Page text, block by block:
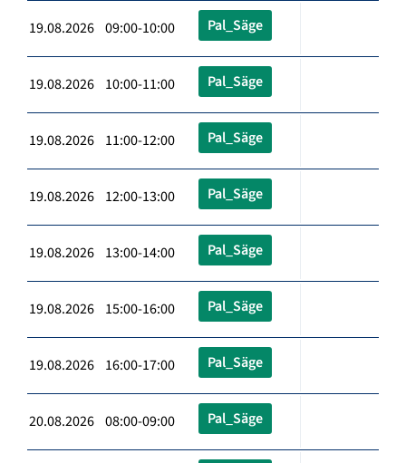
19.08.2026 09:00-10:00 Pal_Säge
19.08.2026 10:00-11:00 Pal_Säge
19.08.2026 11:00-12:00 Pal_Säge
19.08.2026 12:00-13:00 Pal_Säge
19.08.2026 13:00-14:00 Pal_Säge
19.08.2026 15:00-16:00 Pal_Säge
19.08.2026 16:00-17:00 Pal_Säge
20.08.2026 08:00-09:00 Pal_Säge